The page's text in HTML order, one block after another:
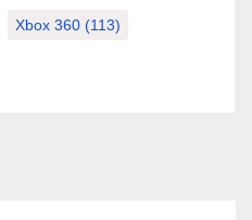
Xbox 360 (113)